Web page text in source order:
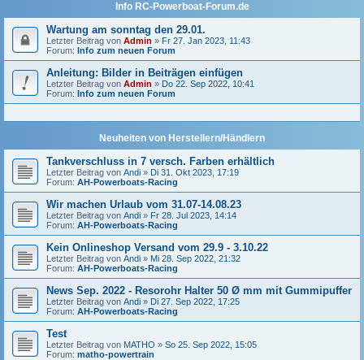
Info RC-Powerboat-Forum.de
Wartung am sonntag den 29.01.
Letzter Beitrag von Admin » Fr 27. Jan 2023, 11:43
Forum: Info zum neuen Forum
Anleitung: Bilder in Beiträgen einfügen
Letzter Beitrag von Admin » Do 22. Sep 2022, 10:41
Forum: Info zum neuen Forum
Neuheiten von Herstellern/Händlern
Tankverschluss in 7 versch. Farben erhältlich
Letzter Beitrag von Andi » Di 31. Okt 2023, 17:19
Forum: AH-Powerboats-Racing
Wir machen Urlaub vom 31.07-14.08.23
Letzter Beitrag von Andi » Fr 28. Jul 2023, 14:14
Forum: AH-Powerboats-Racing
Kein Onlineshop Versand vom 29.9 - 3.10.22
Letzter Beitrag von Andi » Mi 28. Sep 2022, 21:32
Forum: AH-Powerboats-Racing
News Sep. 2022 - Resorohr Halter 50 Ø mm mit Gummipuffer
Letzter Beitrag von Andi » Di 27. Sep 2022, 17:25
Forum: AH-Powerboats-Racing
Test
Letzter Beitrag von MATHO » So 25. Sep 2022, 15:05
Forum: matho-powertrain